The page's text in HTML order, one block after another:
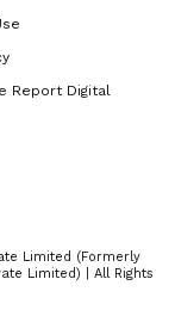
ಈ ವರ್ಷ ಇತರ
ಇತರ ಬೆಳೆಗೆ
ಮಾತ್ರ ವಿಮೆ
ಕ್ರಮವಾಗಿದೆ.
ಹೊಸ
Report Digital
Limited (Formerly
Limited) | All Rights